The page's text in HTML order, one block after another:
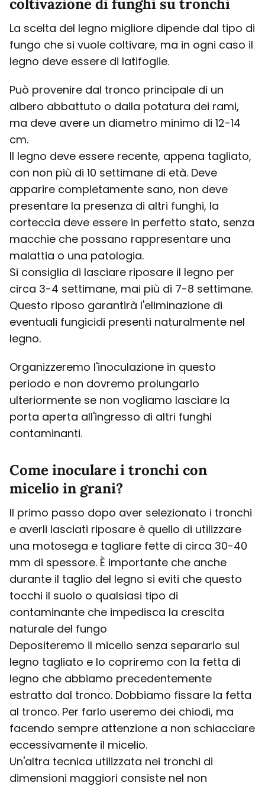
La scelta del legno migliore dipende dal tipo di
fungo che si vuole coltivare, ma in ogni caso il
legno deve essere di latifoglie.
Può provenire dal tronco principale di un
albero abbattuto o dalla potatura dei rami,
ma deve avere un diametro minimo di 12-14
cm.
Il legno deve essere recente, appena tagliato,
con non più di 10 settimane di età. Deve
apparire completamente sano, non deve
presentare la presenza di altri funghi, la
corteccia deve essere in perfetto stato, senza
macchie che possano rappresentare una
malattia o una patologia.
Si consiglia di lasciare riposare il legno per
circa 3-4 settimane, mai più di 7-8 settimane.
Questo riposo garantirà l'eliminazione di
eventuali fungicidi presenti naturalmente nel
legno.
Organizzeremo l'inoculazione in questo
periodo e non dovremo prolungarlo
ulteriormente se non vogliamo lasciare la
porta aperta all'ingresso di altri funghi
contaminanti.
Come inoculare i tronchi con
micelio in grani?
Il primo passo dopo aver selezionato i tronchi
e averli lasciati riposare è quello di utilizzare
una motosega e tagliare fette di circa 30-40
mm di spessore. È importante che anche
durante il taglio del legno si eviti che questo
tocchi il suolo o qualsiasi tipo di
contaminante che impedisca la crescita
naturale del fungo
Depositeremo il micelio senza separarlo sul
legno tagliato e lo copriremo con la fetta di
legno che abbiamo precedentemente
estratto dal tronco. Dobbiamo fissare la fetta
al tronco. Per farlo useremo dei chiodi, ma
facendo sempre attenzione a non schiacciare
eccessivamente il micelio.
Un'altra tecnica utilizzata nei tronchi di
dimensioni maggiori consiste nel non